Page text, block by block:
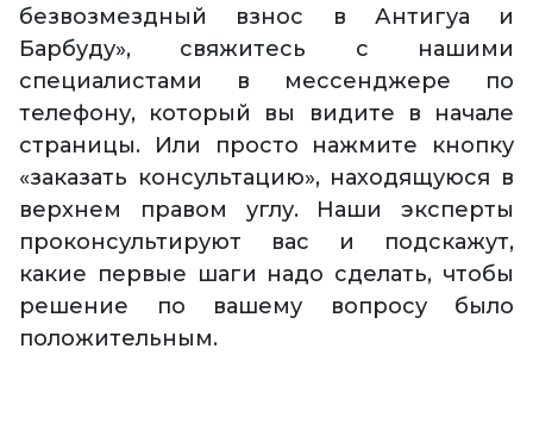
безвозмездный взнос в Антигуа и
Барбуду», свяжитесь с нашими
специалистами в мессенджере по
телефону, который вы видите в начале
страницы. Или просто нажмите кнопку
«заказать консультацию», находящуюся в
верхнем правом углу. Наши эксперты
проконсультируют вас и подскажут,
какие первые шаги надо сделать, чтобы
решение по вашему вопросу было
положительным.